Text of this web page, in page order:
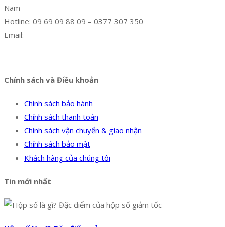
Nam
Hotline: 09 69 09 88 09 – 0377 307 350
Email:
Chính sách và Điều khoản
Chính sách bảo hành
Chính sách thanh toán
Chính sách vận chuyển & giao nhận
Chính sách bảo mật
Khách hàng của chúng tôi
Tin mới nhất